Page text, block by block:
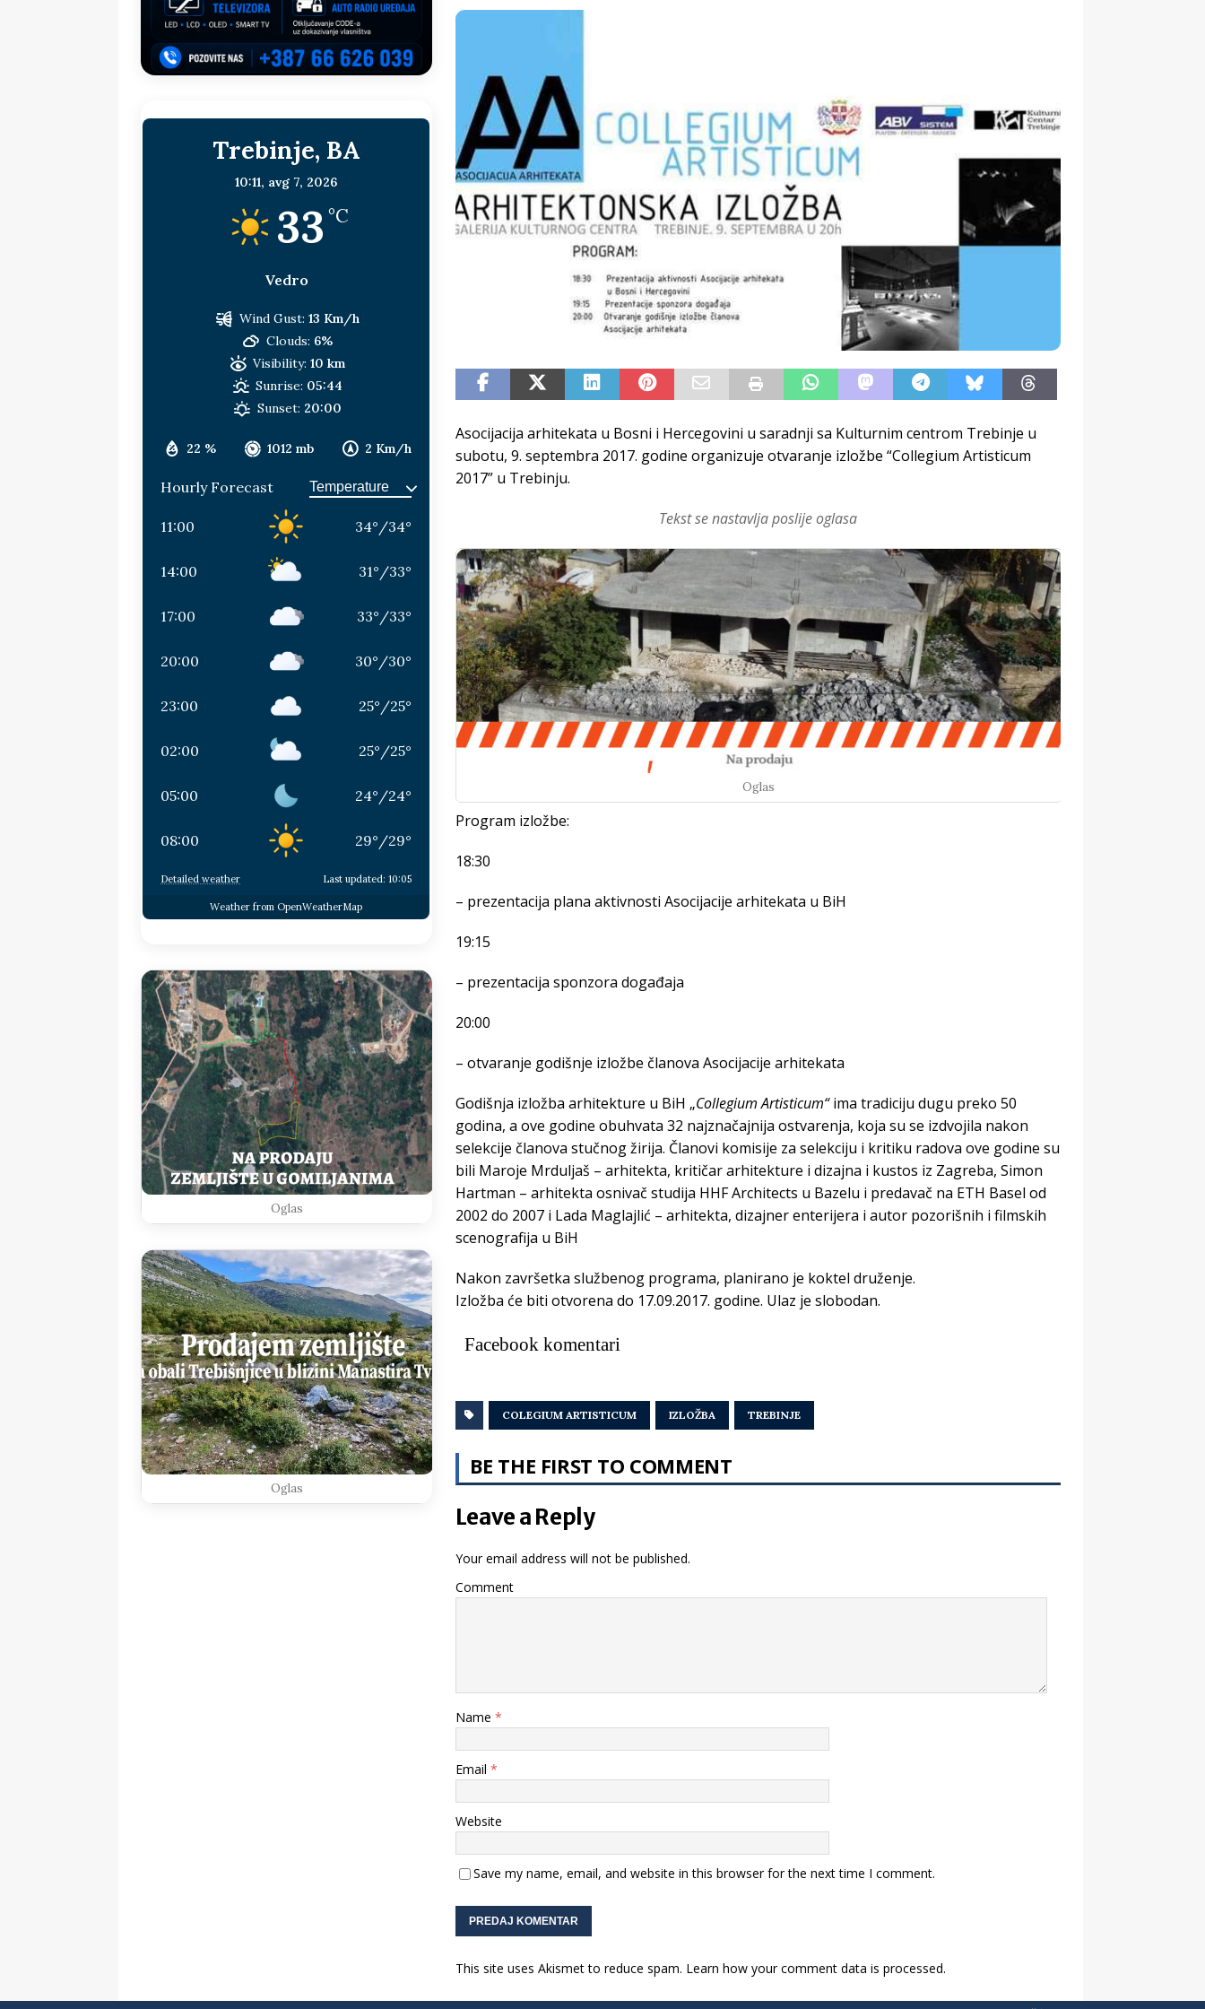
sljedeća meta!? BOSNA I HERCEGOVINA
[ 14. jul 2026. ] Budimiru je jako žao!
Dodik i Vučić nisu u sukobu, pogotovo nisu zbog Eleka
[ 11. jul 2026. ] Ako se povučemo i sve im prepustimo, ostaće nam samo siledžije i tišina BOSNA I
HERCEGOVINA
[ 9. jul 2026. ] RTRS-u blokirani svi računi REPUBLIKA SRPSKA
[ 30. jul 2026. ] Uhapšen bivši gradonačelnik Splita, Željko Kerum SVIJET
Asocijacija arhitekata u Bosni i Hercegovini u saradnji sa Kulturnim centrom Trebinje u
subotu, 9. septembra 2017. godine organizuje otvaranje izložbe “Collegium Artisticum
2017” u Trebinju.
Tekst se nastavlja poslije oglasa
Oglas
Program izložbe:
18:30
– prezentacija plana aktivnosti Asocijacije arhitekata u BiH
19:15
– prezentacija sponzora događaja
20:00
– otvaranje godišnje izložbe članova Asocijacije arhitekata
Godišnja izložba arhitekture u BiH „Collegium Artisticum“ima tradiciju dugu preko 50
godina, a ove godine obuhvata 32 najznačajnija ostvarenja, koja su se izdvojila nakon
selekcije članova stučnog žirija. Članovi komisije za selekciju i kritiku radova ove godine su
bili Maroje Mrduljaš – arhitekta, kritičar arhitekture i dizajna i kustos iz Zagreba, Simon
Hartman – arhitekta osnivač studija HHF Architects u Bazelu i predavač na ETH Basel od
2002 do 2007 i Lada Maglajlić – arhitekta, dizajner enterijera i autor pozorišnih i filmskih
scenografija u BiH
Nakon završetka službenog programa, planirano je koktel druženje.
Izložba će biti otvorena do 17.09.2017. godine. Ulaz je slobodan.
Facebook komentari
COLEGIUM ARTISTICUM IZLOŽBA TREBINJE
BE THE FIRST TO COMMENT
Leave a Reply
Your email address will not be published.
Comment
Name *
Email *
Website
Save my name, email, and website in this browser for the next time I comment.
This site uses Akismet to reduce spam. Learn how your comment data is processed.
Trebinje, BA
10:11, avg 7, 2026
33 °C
Vedro
22 % 1012 mb 2 Km/h
Wind Gust: 13 Km/h
Clouds: 6%
Visibility: 10 km
Sunrise: 05:44
Sunset: 20:00
Hourly Forecast
11:00 34° /34°
14:00 31° /33°
17:00 33° /33°
20:00 30° /30°
23:00 25° /25°
02:00 25° /25°
05:00 24° /24°
08:00 29° /29°
Detailed weather Last updated: 10:05
Weather from OpenWeatherMap
Oglas
Oglas